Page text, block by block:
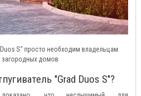
Duos S" просто необходим владельцам
загородных домов
"Grad Duos S"?